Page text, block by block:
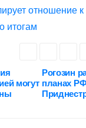
отношение
итогам
Рогозин
планах
могут